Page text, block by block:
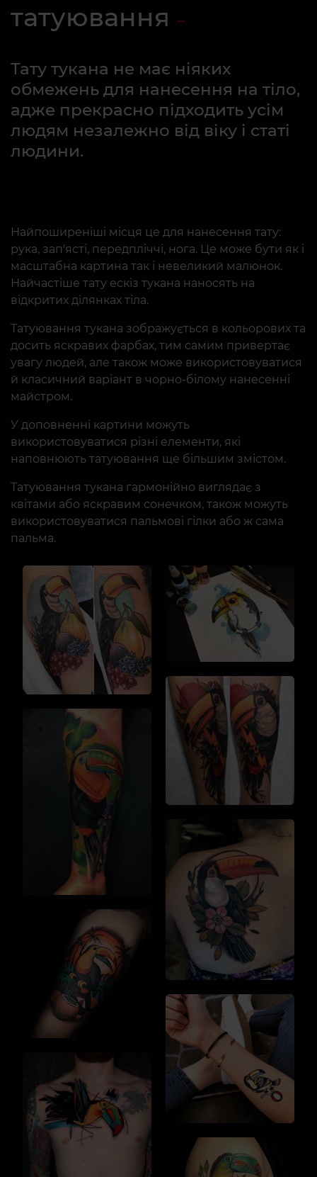
татуювання
Тату тукана не має ніяких
обмежень для нанесення на тіло,
адже прекрасно підходить усім
людям незалежно від віку і статі
людини.
Найпоширеніші місця це для нанесення тату:
рука, зап'ясті, передпліччі, нога. Це може бути як і
масштабна картина так і невеликий малюнок.
Найчастіше тату ескіз тукана наносять на
відкритих ділянках тіла.
Татуювання тукана зображується в кольорових та
досить яскравих фарбах, тим самим привертає
увагу людей, але також може використовуватися
й класичний варіант в чорно-білому нанесенні
майстром.
У доповненні картини можуть
використовуватися різні елементи, які
наповнюють татуювання ще більшим змістом.
Татуювання тукана гармонійно виглядає з
квітами або яскравим сонечком, також можуть
використовуватися пальмові гілки або ж сама
пальма.